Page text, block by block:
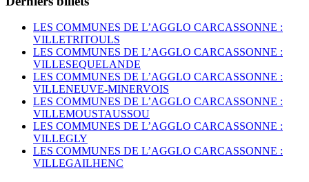
LES COMMUNES DE L’AGGLO CARCASSONNE :
VILLETRITOULS
LES COMMUNES DE L’AGGLO CARCASSONNE :
VILLESEQUELANDE
LES COMMUNES DE L’AGGLO CARCASSONNE :
VILLENEUVE-MINERVOIS
LES COMMUNES DE L’AGGLO CARCASSONNE :
VILLEMOUSTAUSSOU
LES COMMUNES DE L’AGGLO CARCASSONNE :
VILLEGLY
LES COMMUNES DE L’AGGLO CARCASSONNE :
VILLEGAILHENC